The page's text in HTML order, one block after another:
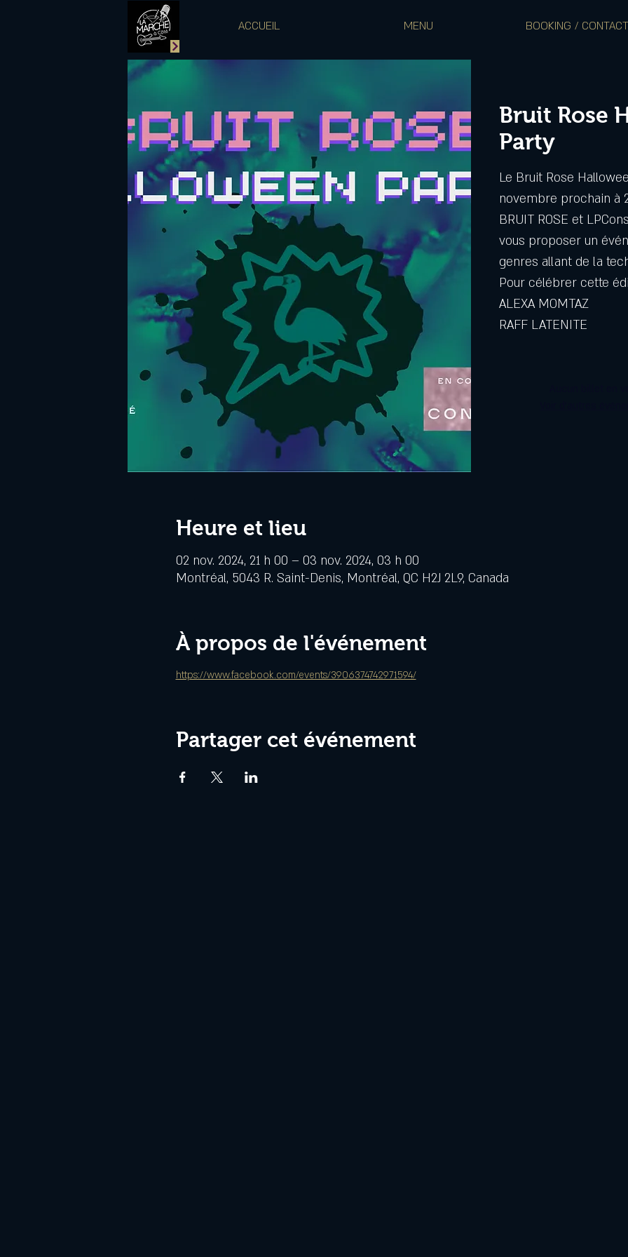
ACCUEIL MENU BOOKING / CONTACT
Bruit Rose
Party
Le Bruit Rose
novembre prochain à
BRUIT ROSE et
vous proposer un
genres allant de la
Pour célébrer cette
ALEXA MOMTAZ
RAFF LATENITE
Heure et lieu
02 nov. 2024, 21 h 00 – 03 nov. 2024, 03 h 00
Montréal, 5043 R. Saint-Denis, Montréal, QC H2J 2L9, Canada
À propos de l'événement
https://www.facebook.com/events/3906374742971594/
Partager cet événement